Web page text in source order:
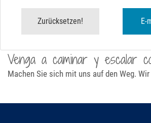
Venga a caminar y escalar
Machen Sie sich mit uns auf den Weg.